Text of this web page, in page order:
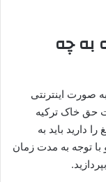
به چه
صورت اینترنتی
حق خاک ترکیه
دارید باید به
با توجه به مدت زمان